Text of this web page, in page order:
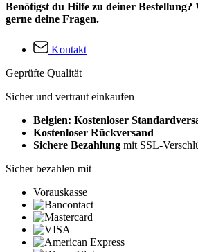
Benötigst du Hilfe zu deiner
gerne deine Fragen.
Kontakt
Geprüfte Qualität
Sicher und vertraut einkaufen
Belgien: Kostenloser
Kostenloser Rückversand
Sichere Bezahlung mit SSL-
Sicher bezahlen mit
Vorauskasse